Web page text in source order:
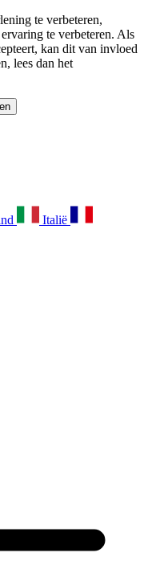
te verbeteren,
te verbeteren. Als
kan dit van invloed
lees dan het
Italië